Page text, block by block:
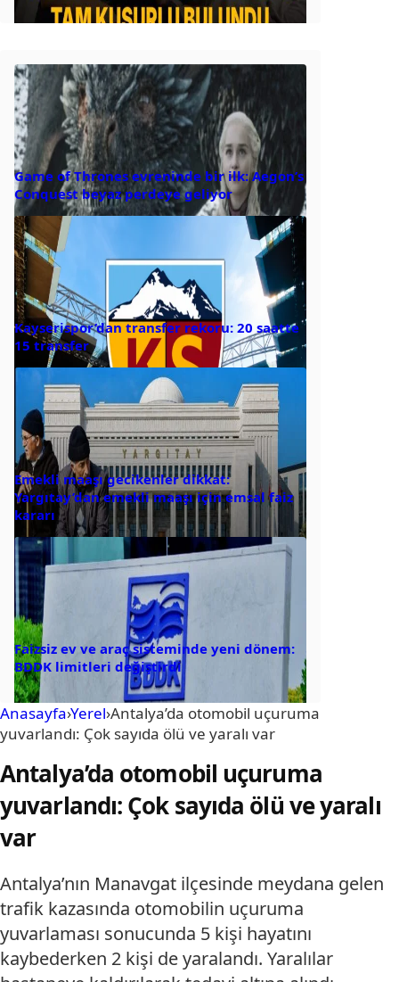
Game of Thrones evreninde bir ilk: Aegon’s
Conquest beyaz perdeye geliyor
Kayserispor’dan transfer rekoru: 20 saatte
15 transfer
Emekli maaşı gecikenler dikkat:
Yargıtay’dan emekli maaşı için emsal faiz
kararı
Faizsiz ev ve araç sisteminde yeni dönem:
BDDK limitleri değiştirdi
Anasayfa›Yerel›Antalya’da otomobil uçuruma
yuvarlandı: Çok sayıda ölü ve yaralı var
Antalya’da otomobil uçuruma
yuvarlandı: Çok sayıda ölü ve yaralı
var
Antalya’nın Manavgat ilçesinde meydana gelen
trafik kazasında otomobilin uçuruma
yuvarlaması sonucunda 5 kişi hayatını
kaybederken 2 kişi de yaralandı. Yaralılar